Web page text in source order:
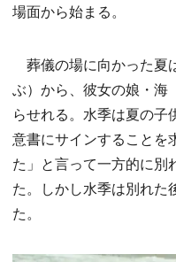
場面から始まる。
葬儀の場に向かった夏
ぶ）から、彼女の娘・海
らせれる。水季は夏の子
意書にサインすることを
た」と言って一方的に別
た。しかし水季は別れた
た。